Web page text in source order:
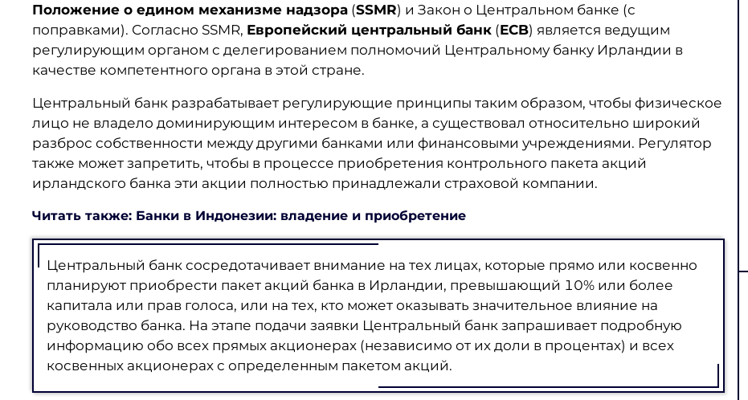
Положение о едином механизме надзора (SSMR) и Закон о Центральном банке (с
поправками). Согласно SSMR, Европейский центральный банк (ECB) является ведущим
регулирующим органом с делегированием полномочий Центральному банку Ирландии в
качестве компетентного органа в этой стране.
Центральный банк разрабатывает регулирующие принципы таким образом, чтобы физическое
лицо не владело доминирующим интересом в банке, а существовал относительно широкий
разброс собственности между другими банками или финансовыми учреждениями. Регулятор
также может запретить, чтобы в процессе приобретения контрольного пакета акций
ирландского банка эти акции полностью принадлежали страховой компании.
Читать также: Банки в Индонезии: владение и приобретение
Центральный банк сосредотачивает внимание на тех лицах, которые прямо или косвенно
планируют приобрести пакет акций банка в Ирландии, превышающий 10% или более
капитала или прав голоса, или на тех, кто может оказывать значительное влияние на
руководство банка. На этапе подачи заявки Центральный банк запрашивает подробную
информацию обо всех прямых акционерах (независимо от их доли в процентах) и всех
косвенных акционерах с определенным пакетом акций.